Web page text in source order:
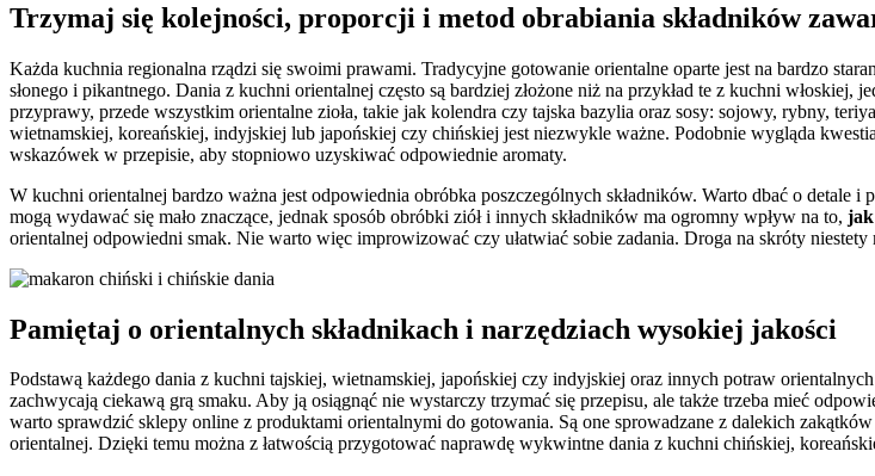
Trzymaj się kolejności, proporcji i metod obrabiania składników
Każda kuchnia regionalna rządzi się swoimi prawami. Tradycyjne gotowanie orientalne oparte jest na bardzo
słonego i pikantnego. Dania z kuchni orientalnej często są bardziej złożone niż na przykład te z kuchni włoskiej,
przyprawy, przede wszystkim orientalne zioła, takie jak kolendra czy tajska bazylia oraz sosy: sojowy, rybny,
wietnamskiej, koreańskiej, indyjskiej lub japońskiej czy chińskiej jest niezwykle ważne. Podobnie wygląda
wskazówek w przepisie, aby stopniowo uzyskiwać odpowiednie aromaty.
W kuchni orientalnej bardzo ważna jest odpowiednia obróbka poszczególnych składników. Warto dbać o detale
mogą wydawać się mało znaczące, jednak sposób obróbki ziół i innych składników ma ogromny wpływ na to, jak
orientalnej odpowiedni smak. Nie warto więc improwizować czy ułatwiać sobie zadania. Droga na skróty
Pamiętaj o orientalnych składnikach i narzędziach wysokiej jakości
Podstawą każdego dania z kuchni tajskiej, wietnamskiej, japońskiej czy indyjskiej oraz innych potraw
zachwycają ciekawą grą smaku. Aby ją osiągnąć nie wystarczy trzymać się przepisu, ale także trzeba mieć
warto sprawdzić sklepy online z produktami orientalnymi do gotowania. Są one sprowadzane z dalekich
orientalnej. Dzięki temu można z łatwością przygotować naprawdę wykwintne dania z kuchni chińskiej,